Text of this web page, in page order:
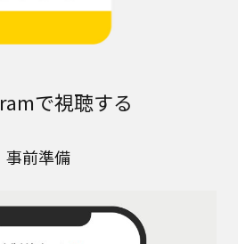
で視聴する
事前準備